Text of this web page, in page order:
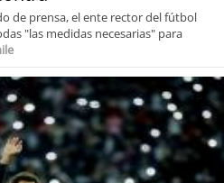
de prensa, el ente rector del fútbol
"las medidas necesarias" para